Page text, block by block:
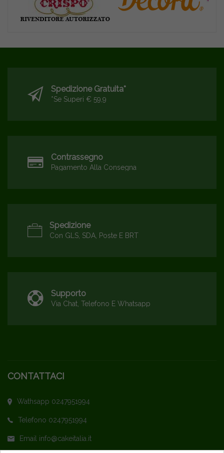
Spedizione Gratuita*
*se Superi € 59,9
Contrassegno
Pagamento Alla Consegna
Spedizione
Con GLS, SDA, Poste E BRT
Supporto
Via Chat, Telefono E Whatsapp
CONTATTACI
Wathsapp 0247951994
Telefono 0247951994
Email info@cakeitalia.it